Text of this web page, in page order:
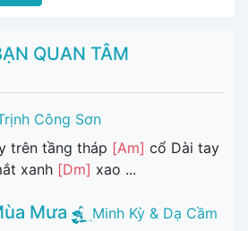
QUAN TÂM
Công Sơn
trên tầng tháp [Am] cổ Dài tay
xanh [Dm] xao ...
Mưa
Minh Kỳ & Dạ Cầm